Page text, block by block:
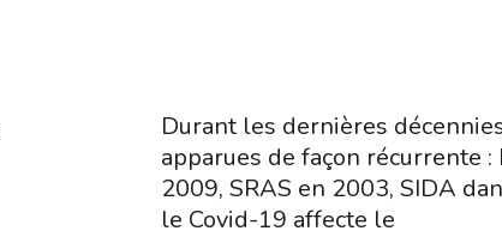
Durant les dernières
apparues de façon récurrente
2009, SRAS en 2003, SIDA
le Covid-19 affecte le